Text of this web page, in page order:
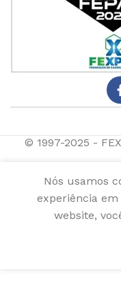
© 1997-2025 -
Nós usamos
experiência em
website,